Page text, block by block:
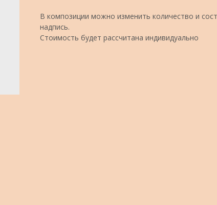
В композиции можно изменить количество и
надпись.
Стоимость будет рассчитана индивидуально